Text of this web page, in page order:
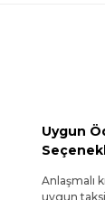
Uygun
Anlaşmalı
uygun